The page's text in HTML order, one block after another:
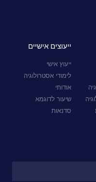
ייעוצים אישיים
ייעוץ אישי
לימודי אסטרולוגיה
אודותי
שיעור לדוגמא
סדנאות